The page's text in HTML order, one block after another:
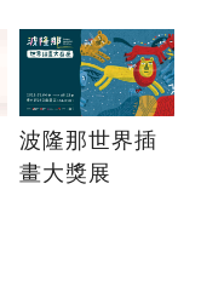
波隆那世界插
畫大獎展